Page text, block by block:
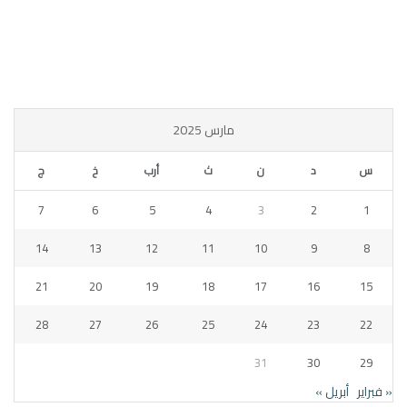
مارس 2025
س د ن ث أرب خ ج
1
2
3
4
5
6
7
8
9
10
11
12
13
14
15
16
17
18
19
20
21
22
23
24
25
26
27
28
29
30
31
« فبراير أبريل »